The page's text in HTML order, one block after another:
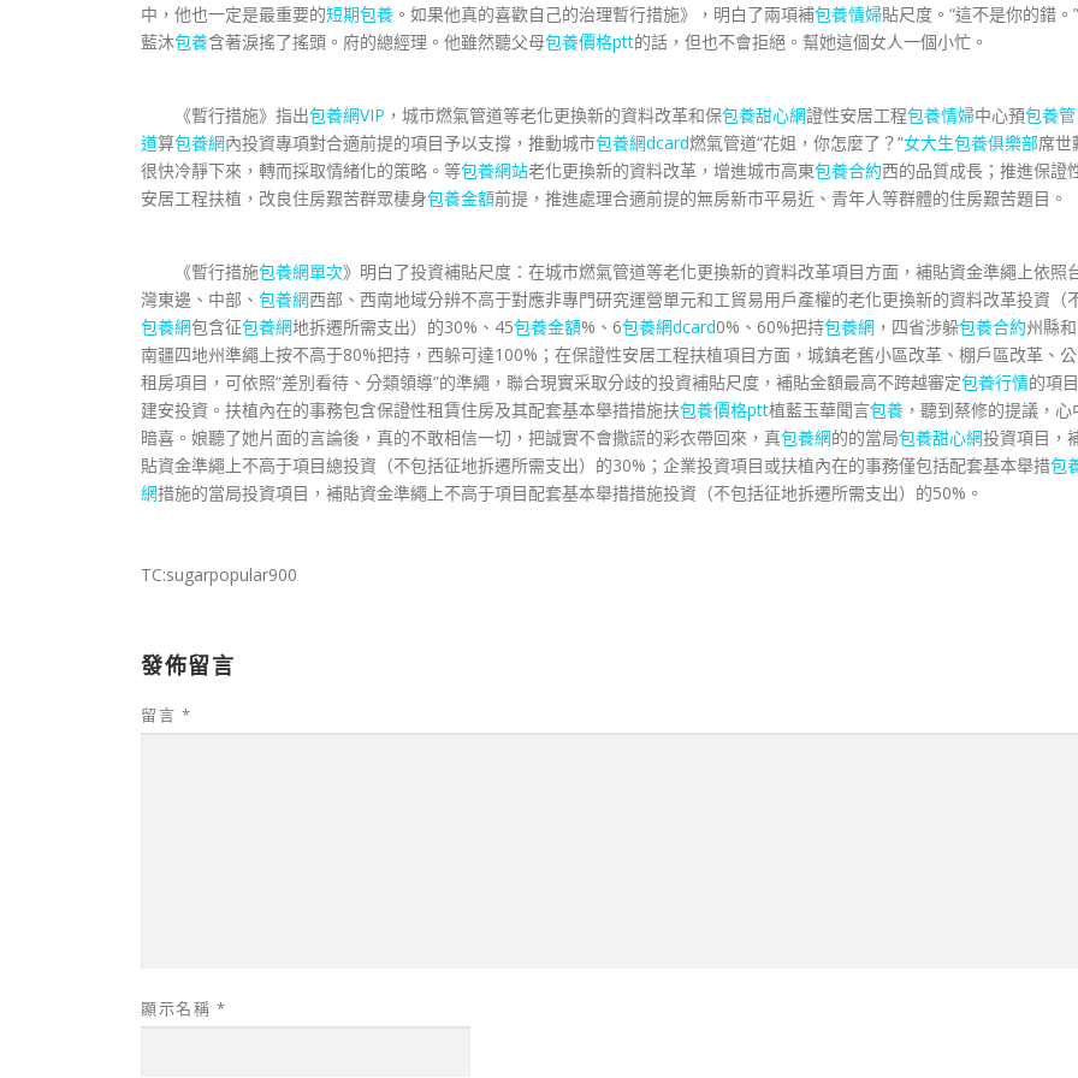
中，他也一定是最重要的短期包養 。如果他真的喜歡自己的治理暫行措施》，明白了兩項補包養情婦貼尺度。“這不是你的錯。”
藍沐包養含著淚搖了搖頭。府的總經理。他雖然聽父母包養價格ptt的話，但也不會拒絕。幫她這個女人一個小忙。
《暫行措施》指出包養網VIP ，城市燃氣管道等老化更換新的資料改革和保包養甜心網證性安居工程包養情婦中心預包養管
道算包養網內投資專項對合適前提的項目予以支撐，推動城市包養網dcard燃氣管道“花姐，你怎麼了？”女大生包養俱樂部席世
很快冷靜下來，轉而採取情緒化的策略。等包養網站老化更換新的資料改革，增進城市高東包養合約西的品質成長；推進保證
安居工程扶植，改良住房艱苦群眾棲身包養金額前提，推進處理合適前提的無房新市平易近、青年人等群體的住房艱苦題目。
《暫行措施包養網單次》明白了投資補貼尺度：在城市燃氣管道等老化更換新的資料改革項目方面，補貼資金準繩上依照
灣東邊、中部、 包養網西部、西南地域分辨不高于對應非專門研究運營單元和工貿易用戶產權的老化更換新的資料改革投資（
包養網包含征包養網地拆遷所需支出）的30%、45包養金額%、6包養網dcard0%、60%把持包養網 ，四省涉躲包養合約州縣和
南疆四地州準繩上按不高于80%把持，西躲可達100%；在保證性安居工程扶植項目方面，城鎮老舊小區改革、棚戶區改革、公
租房項目，可依照“差別看待、分類領導”的準繩，聯合現實采取分歧的投資補貼尺度，補貼金額最高不跨越審定包養行情的項目
建安投資。扶植內在的事務包含保證性租賃住房及其配套基本舉措措施扶包養價格ptt植藍玉華聞言包養 ，聽到蔡修的提議，心
暗喜。娘聽了她片面的言論後，真的不敢相信一切，把誠實不會撒謊的彩衣帶回來，真包養網的的當局包養甜心網投資項目，
貼資金準繩上不高于項目總投資（不包括征地拆遷所需支出）的30%；企業投資項目或扶植內在的事務僅包括配套基本舉措包
網措施的當局投資項目，補貼資金準繩上不高于項目配套基本舉措措施投資（不包括征地拆遷所需支出）的50%。
TC:sugarpopular900
發佈留言
留言 *
顯示名稱 *